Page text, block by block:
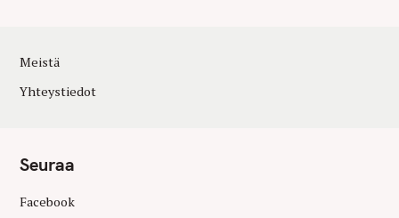
Meistä
Yhteystiedot
Seuraa
Facebook